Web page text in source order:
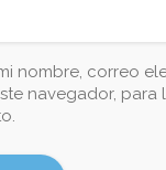
nombre, correo
navegador, para